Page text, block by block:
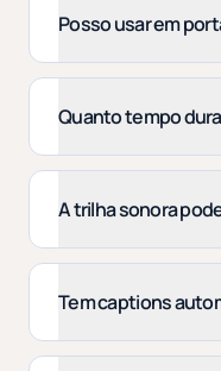
Posso usar em
Quanto tempo
A trilha sonora
Tem captions